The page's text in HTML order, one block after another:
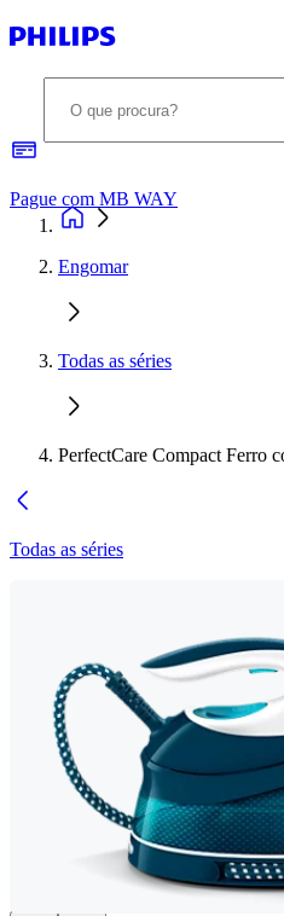
Pague com MB WAY
Engomar
Todas as séries
PerfectCare Compact Ferro
Todas as séries